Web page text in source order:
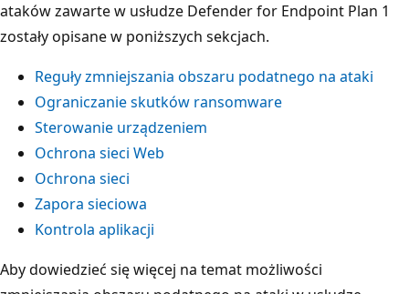
ataków zawarte w usłudze Defender for Endpoint Plan 1
zostały opisane w poniższych sekcjach.
Reguły zmniejszania obszaru podatnego na ataki
Ograniczanie skutków ransomware
Sterowanie urządzeniem
Ochrona sieci Web
Ochrona sieci
Zapora sieciowa
Kontrola aplikacji
Aby dowiedzieć się więcej na temat możliwości